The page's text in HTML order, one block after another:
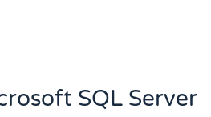
SQL Server